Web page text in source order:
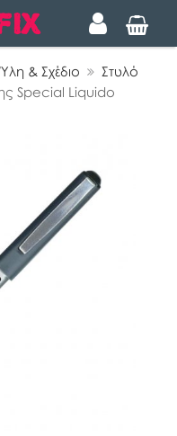
& Σχέδιο
Στυλό
Special Liquido